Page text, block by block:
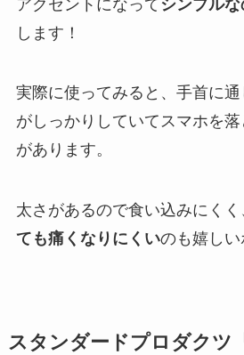
アクセントになって シンプル
します！
実際に使ってみると、手首に
がしっかりしていてスマホを
があります。
太さがあるので食い込みにくく
ても痛くなりにくいのも嬉し
スタンダードプロダクツ